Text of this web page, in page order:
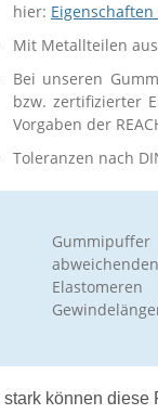
hier:
Mit Metallteilen
Bei unseren
bzw. zertifizierter
Vorgaben der
Toleranzen nach
stark können diese